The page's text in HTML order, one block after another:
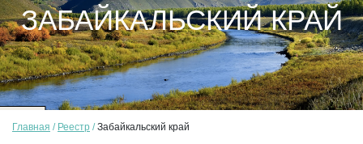
ЗАБАЙКАЛЬСКИЙ КРАЙ
Главная Реестр Забайкальский край